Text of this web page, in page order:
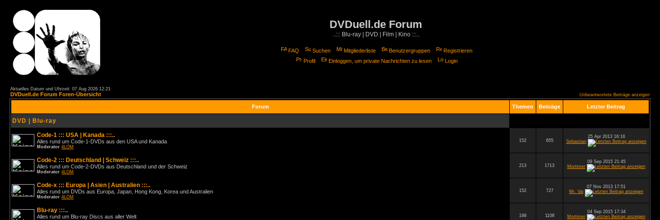
DVDuell.de Forum
..::: Blu-ray | DVD | Film | Kino :::..
FAQ Suchen Mitgliederliste Benutzergruppen
Registrieren
Profil
Einloggen, um private Nachrichten zu lesen Login
Aktuelles Datum und Uhrzeit: 07 Aug 2026 12:21
DVDuell.de Forum Foren-Übersicht Unbeantwortete Beiträge anzeigen
Forum Themen Beiträge Letzter Beitrag
DVD | Blu-ray
Code-1 ::: USA | Kanada :::..
Alles rund um Code-1-DVDs aus den USA und Kanada
Moderator 4LOM
152 655
25 Apr 2013 16:16
Sebastian
Code-2 ::: Deutschland | Schweiz :::..
Alles rund um Code-2-DVDs aus Deutschland und der Schweiz
Moderator 4LOM
213 1713
09 Sep 2015 21:45
Mortimer
Code-x ::: Europa | Asien | Australien :::..
Alles rund um DVDs aus Europa, Japan, Hong Kong, Korea und Australien
Moderator 4LOM
152 727
07 Nov 2013 17:51
Mr. Vai
Blu-ray :::..
Alles rund um Blu-ray Discs aus aller Welt 198 1108
04 Sep 2015 17:34
Mortimer